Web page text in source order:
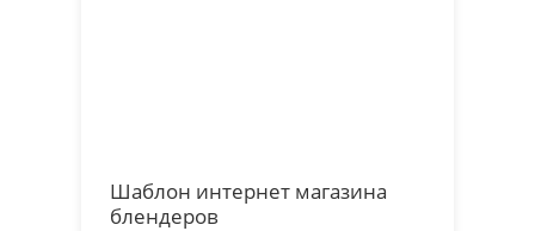
Шаблон интернет магазина
блендеров